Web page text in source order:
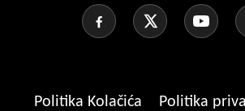
Politika Kolačića Politika